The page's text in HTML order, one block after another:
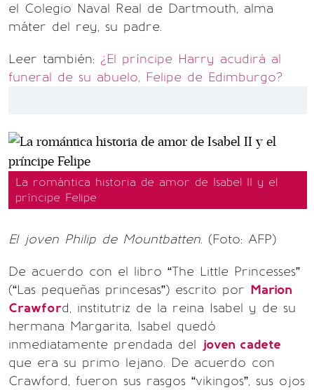
el Colegio Naval Real de Dartmouth, alma
máter del rey, su padre.
Leer también: ¿El príncipe Harry acudirá al
funeral de su abuelo, Felipe de Edimburgo?
La romántica historia de amor de Isabel II y el
príncipe Felipe
El joven Philip de Mountbatten. (Foto: AFP)
De acuerdo con el libro “The Little Princesses”
(“Las pequeñas princesas”) escrito por Marion
Crawford, institutriz de la reina Isabel y de su
hermana Margarita, Isabel quedó
inmediatamente prendada del joven cadete
que era su primo lejano. De acuerdo con
Crawford, fueron sus rasgos “vikingos”, sus ojos